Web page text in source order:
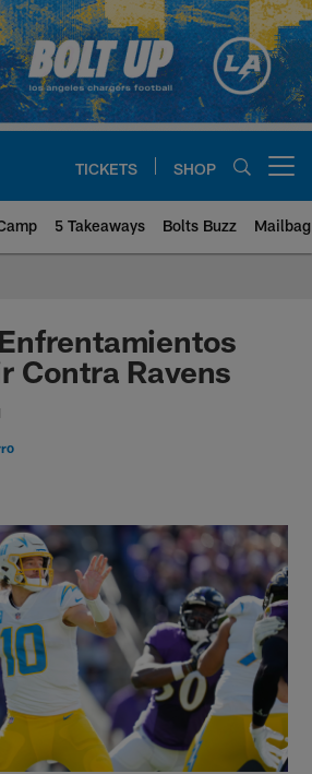
TICKETS SHOP
5 Takeaways Bolts Buzz Mailbag
Site | Los
Contra Ravens